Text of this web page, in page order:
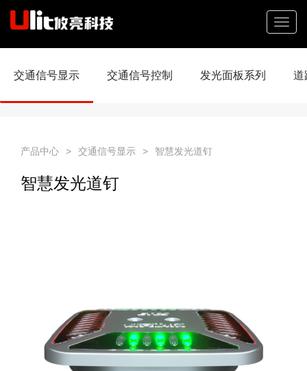
交通信号显示 交通信号控制 发光面板系列 道
产品中心 > 交通信号显示 > 智慧发光道钉
智慧发光道钉